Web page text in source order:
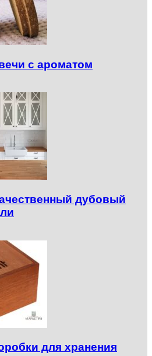
с ароматом
дубовый
для хранения